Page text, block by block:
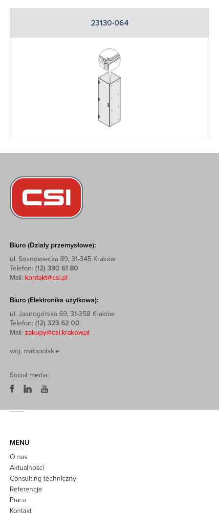
23130-064
Biuro (Działy przemysłowe):
ul. Sosnowiecka 89, 31-345 Kraków
Telefon: (12) 390 61 80
Mail: kontakt@csi.pl
Biuro (Elektronika użytkowa):
ul. Jasnogórska 69, 31-358 Kraków
Telefon: (12) 323 62 00
Mail: zakupy@csi.krakow.pl
woj. małopolskie
Social media:
MENU
O nas
Aktualności
Consulting techniczny
Referencje
Praca
Kontakt